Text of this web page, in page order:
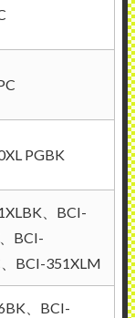
PGBK
、BCI-
BCI-
BCI-351XLM
、BCI-